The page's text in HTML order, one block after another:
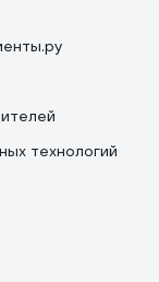
технологий